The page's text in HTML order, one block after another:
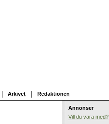
Arkivet Redaktionen
Annonser
Vill du vara med?